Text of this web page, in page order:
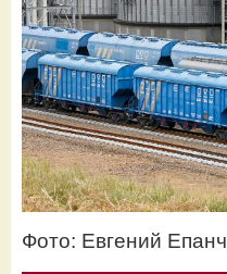
Фото: Евгений